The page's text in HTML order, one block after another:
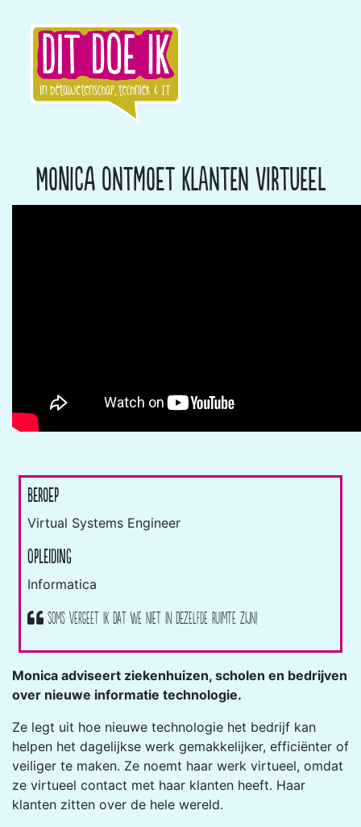
Monica ontmoet klanten virtueel
Beroep
Virtual Systems Engineer
Opleiding
Informatica
Soms vergeet ik dat we niet in dezelfde ruimte zijn!
Monica adviseert ziekenhuizen, scholen en bedrijven
over nieuwe informatie technologie.
Ze legt uit hoe nieuwe technologie het bedrijf kan
helpen het dagelijkse werk gemakkelijker, efficiënter of
veiliger te maken. Ze noemt haar werk virtueel, omdat
ze virtueel contact met haar klanten heeft. Haar
klanten zitten over de hele wereld.